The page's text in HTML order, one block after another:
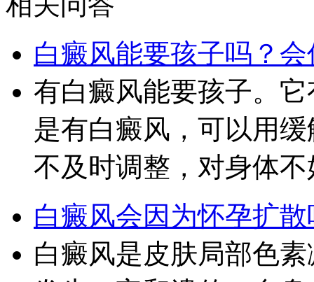
白癜风能要孩子吗？
有白癜风能要孩子。
是有白癜风，可以用
不及时调整，对身体
白癜风会因为怀孕扩散
白癜风是皮肤局部色